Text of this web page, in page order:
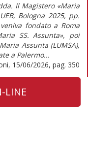
Il Magistero «Maria
Bologna 2025, pp.
fondato a Roma
SS. Assunta», poi
Assunta (LUMSA),
a Palermo...
15/06/2026, pag. 350
LINE